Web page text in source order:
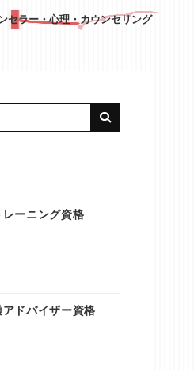
セラー・心理・カウンセリング
レーニング資格
ドバイザー資格